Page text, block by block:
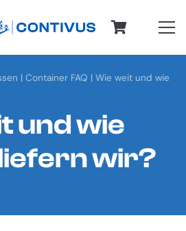
| Container FAQ | Wie weit und wie
und wie
wir?